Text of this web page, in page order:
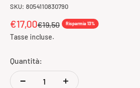
SKU: 8054110830790
Prezzo scontato
€17,00Prezzo
€19,50 Risparmia 13%
Tasse incluse.
Quantità: